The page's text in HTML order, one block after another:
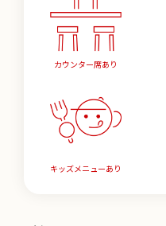
カウンター席あり
キッズメニューあり